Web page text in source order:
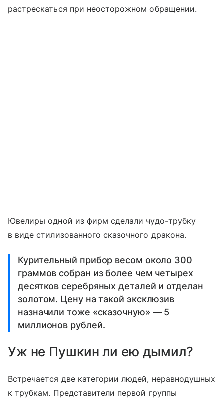
растрескаться при неосторожном обращении.
Ювелиры одной из фирм сделали чудо-трубку
в виде стилизованного сказочного дракона.
Курительный прибор весом около 300
граммов собран из более чем четырех
десятков серебряных деталей и отделан
золотом. Цену на такой эксклюзив
назначили тоже «сказочную» — 5
миллионов рублей.
Уж не Пушкин ли ею дымил?
Встречается две категории людей, неравнодушных
к трубкам. Представители первой группы